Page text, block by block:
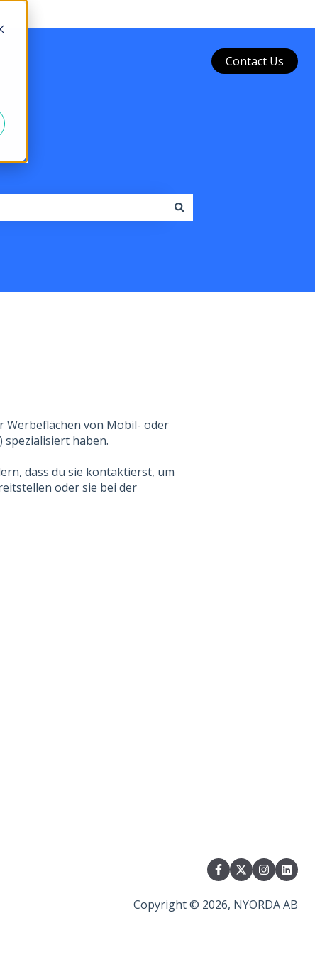
Contact Us
Werbeflächen von Mobil- oder
spezialisiert haben.
dass du sie kontaktierst, um
oder sie bei der
Copyright © 2026, NYORDA AB